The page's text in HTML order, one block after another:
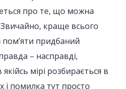
про те, що можна
краще всього
придбаний
– насправді,
мірі розбирається в
і помилка тут просто